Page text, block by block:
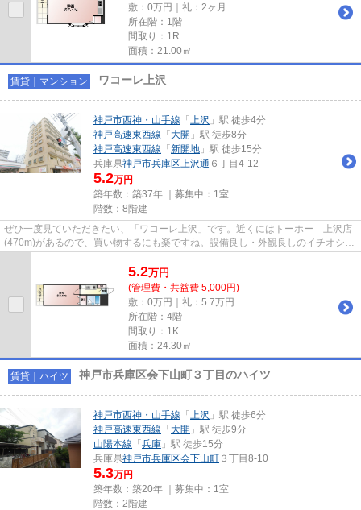
敷：0万円｜礼：2ヶ月
所在階：1階
間取り：1R
面積：21.00㎡
賃貸｜マンション ワコーレ上沢
神戸市西神・山手線 「 上沢 」駅 徒歩4分
神戸高速東西線 「 大開 」駅 徒歩8分
神戸高速東西線 「 新開地 」駅 徒歩15分
兵庫県神戸市兵庫区上沢通 ６丁目4-12
5.2万円
築年数：築37年 ｜募集中： 1室
階数：8階建
ぜひ一度見ていただきたい、「ワコーレ上沢」です。近くにはトーホー 上沢店
(470m)があるので、買い物するにも楽ですね。設備良し・外観良しのイチオシの
5.2万円
(管理費・共益費 5,000円)
敷：0万円｜礼：5.7万円
所在階：4階
間取り：1K
面積：24.30㎡
賃貸｜ハイツ 神戸市兵庫区会下山町３丁目のハイツ
神戸市西神・山手線 「 上沢 」駅 徒歩6分
神戸高速東西線 「 大開 」駅 徒歩9分
山陽本線 「 兵庫 」駅 徒歩15分
兵庫県神戸市兵庫区会下山町 ３丁目8-10
5.3万円
築年数：築20年 ｜募集中： 1室
階数：2階建